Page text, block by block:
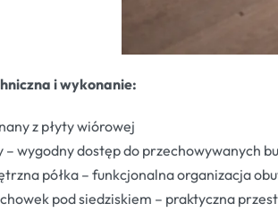
i wykonanie:
z płyty wiórowej
– wygodny dostęp do przechowywanych
półka – funkcjonalna organizacja
pod siedziskiem – praktyczna